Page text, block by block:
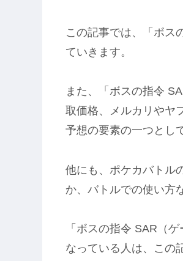
この記事では、「ボス
ていきます。
また、「ボスの指令
取価格、メルカリやヤ
予想の要素の一つとし
他にも、ポケカバトル
か、バトルでの使い方
「ボスの指令 SAR（
なっている人は、この